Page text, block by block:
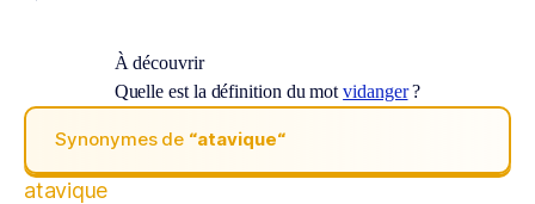
À découvrir
Quelle est la définition du motvidanger?
Synonymes de “atavique“
atavique